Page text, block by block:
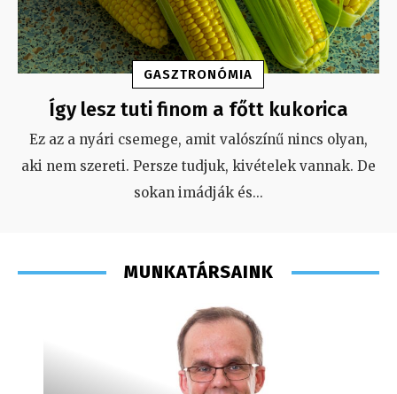
GASZTRONÓMIA
Így lesz tuti finom a főtt kukorica
Ez az a nyári csemege, amit valószínű nincs olyan,
aki nem szereti. Persze tudjuk, kivételek vannak. De
sokan imádják és...
MUNKATÁRSAINK